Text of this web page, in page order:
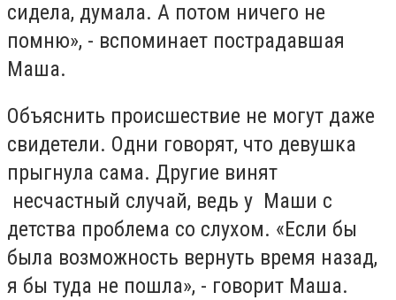
сидела, думала. А потом ничего не
помню», - вспоминает пострадавшая
Маша.
Объяснить происшествие не могут даже
свидетели. Одни говорят, что девушка
прыгнула сама. Другие винят
несчастный случай, ведь у Маши с
детства проблема со слухом. «Если бы
была возможность вернуть время назад,
я бы туда не пошла», - говорит Маша.